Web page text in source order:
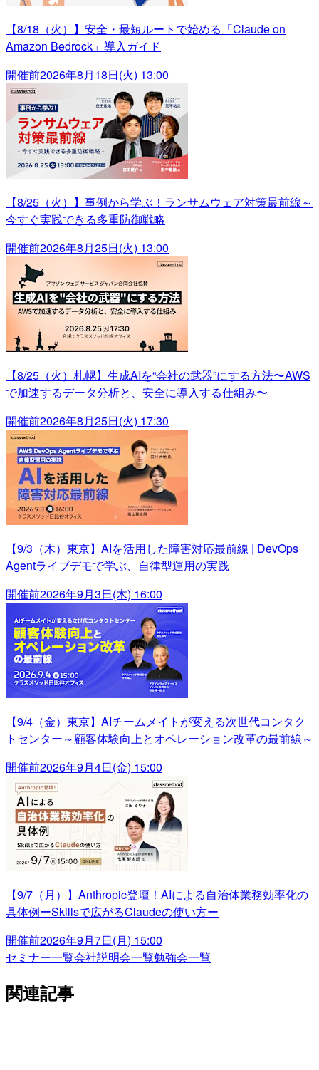
【8/18（火）】安全・最短ルートで始める「Claude on
Amazon Bedrock」導入ガイド
開催前2026年8月18日(火) 13:00
【8/25（火）】事例から学ぶ！ランサムウェア対策最前線～
今すぐ実践できる多重防御戦略
開催前2026年8月25日(火) 13:00
【8/25（火）札幌】生成AIを“会社の武器”にする方法〜AWS
で加速するデータ分析と、安全に導入する仕組み〜
開催前2026年8月25日(火) 17:30
【9/3（木）東京】AIを活用した障害対応最前線 | DevOps
Agentライブデモで学ぶ、自律型運用の実践
開催前2026年9月3日(木) 16:00
【9/4（金）東京】AIチームメイトが変える次世代コンタク
トセンター～顧客体験向上とオペレーション改革の最前線～
開催前2026年9月4日(金) 15:00
【9/7（月）】Anthropic登壇！AIによる自治体業務効率化の
具体例ーSkillsで広がるClaudeの使い方ー
開催前2026年9月7日(月) 15:00
セミナー一覧会社説明会一覧勉強会一覧
関連記事